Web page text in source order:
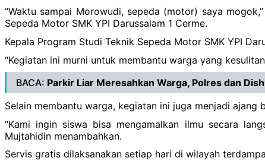
“Waktu sampai Morowudi, sepeda (motor) saya
Sepeda Motor SMK YPI Darussalam 1 Cerme.
Kepala Program Studi Teknik Sepeda Motor SMK YPI
“Kegiatan ini murni untuk membantu warga yang
BACA: Parkir Liar Meresahkan Warga, Polres dan
Selain membantu warga, kegiatan ini juga menjadi
“Kami ingin siswa bisa mengamalkan ilmu secara
Mujtahidin menambahkan.
Servis gratis dilaksanakan setiap hari di wilayah